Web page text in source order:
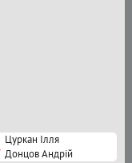
Цуркан Ілля
Донцов Андрій